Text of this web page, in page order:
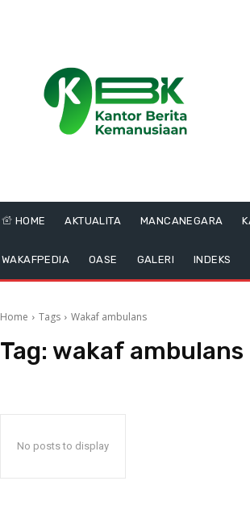
HOME AKTUALITA MANCANEGARA
WAKAFPEDIA OASE GALERI INDEKS
Home Tags Wakaf ambulans
Tag: wakaf ambulans
No posts to display